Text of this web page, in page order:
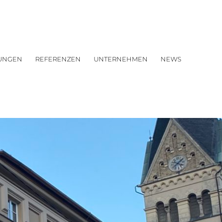
REFERENZEN UNTERNEHMEN NEWS